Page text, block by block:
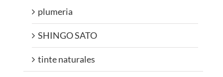
plumeria
SHINGO SATO
tinte naturales